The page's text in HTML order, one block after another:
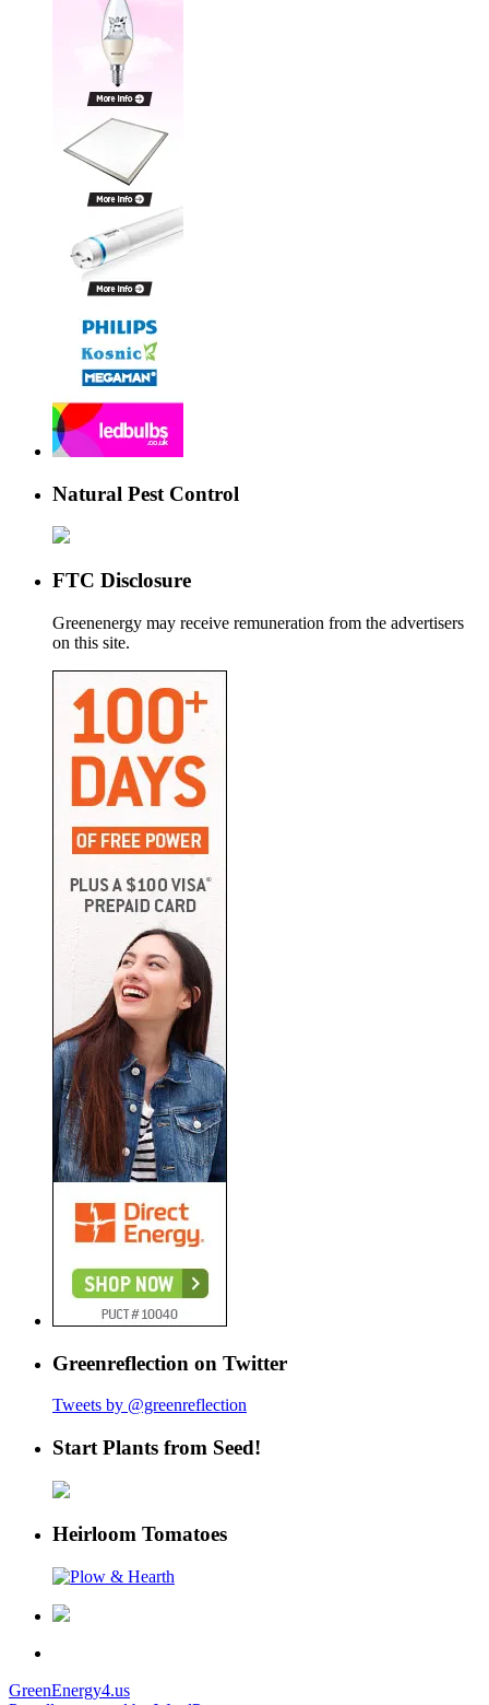
Natural Pest Control
FTC Disclosure
Greenenergy may receive remuneration from the advertisers
on this site.
Greenreflection on Twitter
Tweets by @greenreflection
Start Plants from Seed!
Heirloom Tomatoes
GreenEnergy4.us